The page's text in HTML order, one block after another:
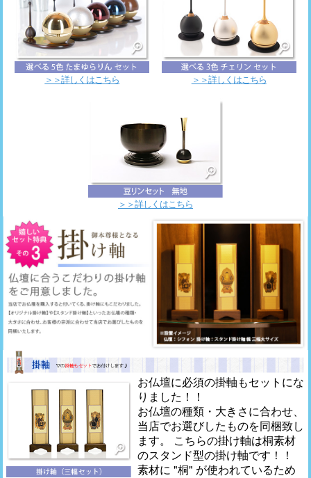
＞＞詳しくはこちら ＞＞詳しくはこちら
＞＞詳しくはこちら
お仏壇に必須の掛軸もセットにな
りました！！
お仏壇の種類・大きさに合わせ、
当店でお選びしたものを同梱致し
ます。 こちらの掛け軸は桐素材
のスタンド型の掛け軸です！！
素材に "桐" が使われているため